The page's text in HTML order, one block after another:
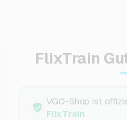
FlixTrain
VGO-Shop ist
FlixTrain